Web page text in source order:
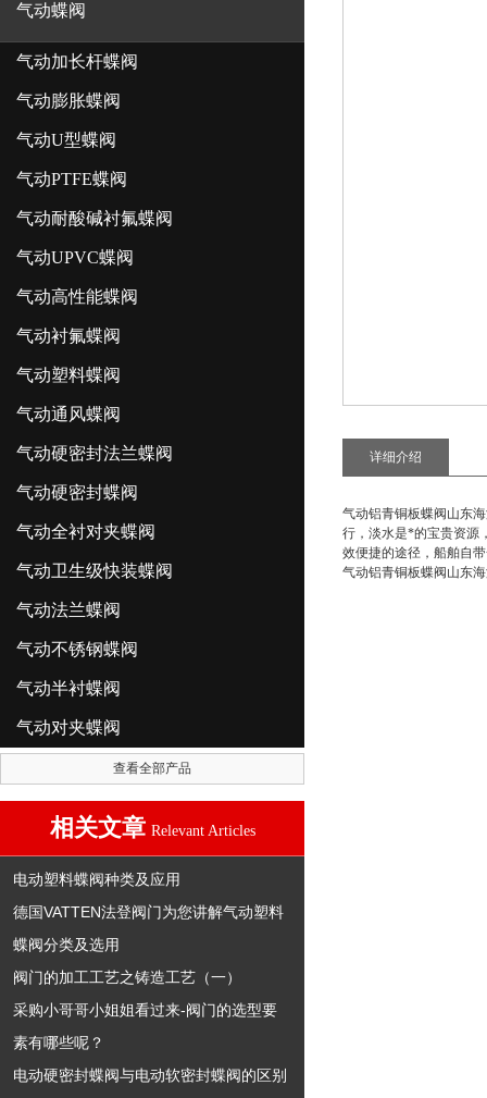
气动蝶阀
气动加长杆蝶阀
气动膨胀蝶阀
气动U型蝶阀
气动PTFE蝶阀
气动耐酸碱衬氟蝶阀
气动UPVC蝶阀
气动高性能蝶阀
气动衬氟蝶阀
气动塑料蝶阀
气动通风蝶阀
气动硬密封法兰蝶阀
气动硬密封蝶阀
气动全衬对夹蝶阀
气动卫生级快装蝶阀
气动法兰蝶阀
气动不锈钢蝶阀
气动半衬蝶阀
气动对夹蝶阀
查看全部产品
相关文章 Relevant Articles
电动塑料蝶阀种类及应用
德国VATTEN法登阀门为您讲解气动塑料
蝶阀分类及选用
阀门的加工工艺之铸造工艺（一）
采购小哥哥小姐姐看过来-阀门的选型要
素有哪些呢？
电动硬密封蝶阀与电动软密封蝶阀的区别
详细介绍
气动铝青铜板蝶阀山东
行，淡水是*的宝贵资源
效便捷的途径，船舶自
气动铝青铜板蝶阀山东